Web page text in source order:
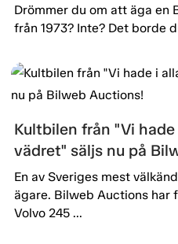
Drömmer du om att äga en
från 1973? Inte? Det borde
Kultbilen från "Vi
vädret" säljs nu på
En av Sveriges mest
ägare. Bilweb Auctions
Volvo 245 ...